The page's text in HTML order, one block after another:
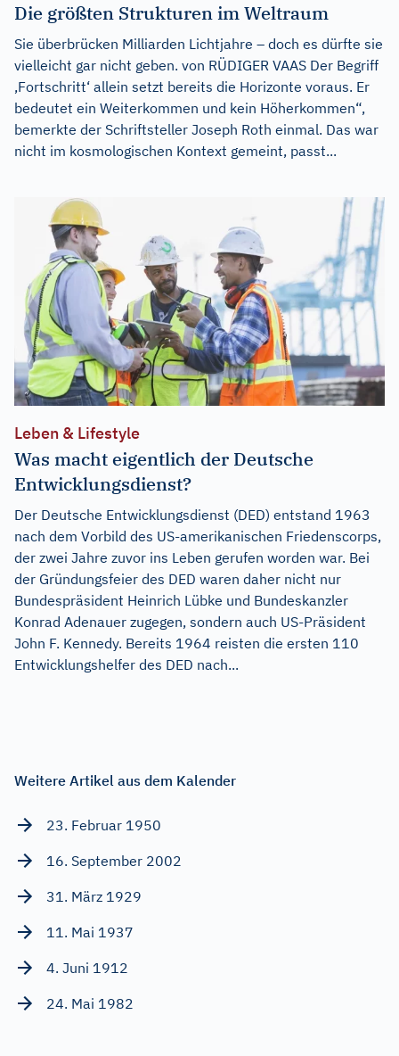
Die größten Strukturen im Weltraum
Sie überbrücken Milliarden Lichtjahre – doch es dürfte sie
vielleicht gar nicht geben. von RÜDIGER VAAS Der Begriff
,Fortschritt‘ allein setzt bereits die Horizonte voraus. Er
bedeutet ein Weiterkommen und kein Höherkommen“,
bemerkte der Schriftsteller Joseph Roth einmal. Das war
nicht im kosmologischen Kontext gemeint, passt...
Leben & Lifestyle
Was macht eigentlich der Deutsche
Entwicklungsdienst?
Der Deutsche Entwicklungsdienst (DED) entstand 1963
nach dem Vorbild des US-amerikanischen Friedenscorps,
der zwei Jahre zuvor ins Leben gerufen worden war. Bei
der Gründungsfeier des DED waren daher nicht nur
Bundespräsident Heinrich Lübke und Bundeskanzler
Konrad Adenauer zugegen, sondern auch US-Präsident
John F. Kennedy. Bereits 1964 reisten die ersten 110
Entwicklungshelfer des DED nach...
Weitere Artikel aus dem Kalender
23. Februar 1950
16. September 2002
31. März 1929
11. Mai 1937
4. Juni 1912
24. Mai 1982